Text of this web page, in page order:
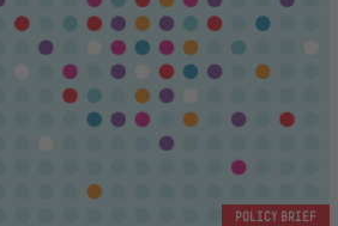
POLICY BRIEF